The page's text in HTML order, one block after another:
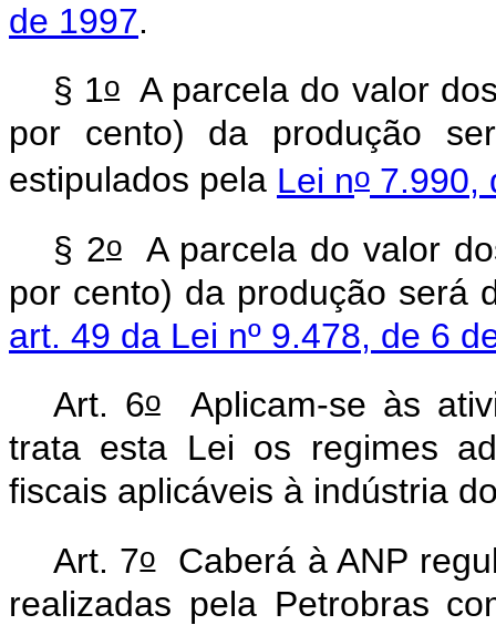
de 1997.
§ 1oA parcela do valor
por cento) da produção
estipulados pela Lei no 7.990,
§ 2oA parcela do valor
por cento) da produção será
art. 49 da Lei nº 9.478, de 6
Art. 6oAplicam-se às
trata esta Lei os regimes
fiscais aplicáveis à indústria
Art. 7oCaberá à ANP
realizadas pela Petrobras